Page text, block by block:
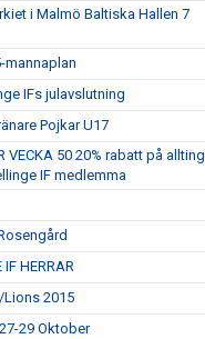
i Malmö Baltiska Hallen 7
mannaplan
IFs julavslutning
Pojkar U17
VECKA 50 20% rabatt på allting
IF medlemma
IF HERRAR
Lions 2015
29 Oktober